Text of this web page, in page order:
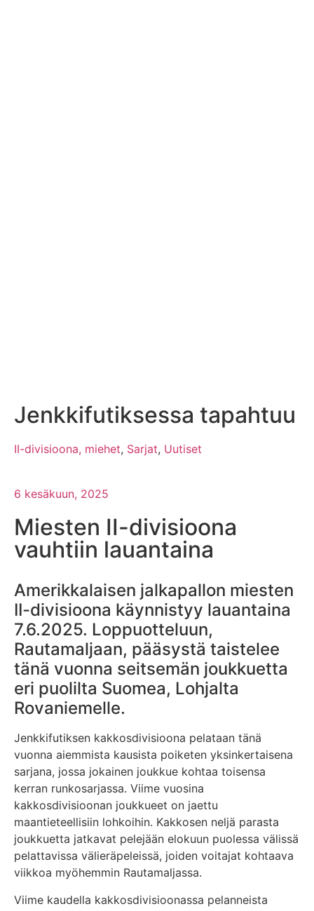
Jenkkifutiksessa tapahtuu
II-divisioona, miehet, Sarjat, Uutiset
6 kesäkuun, 2025
Miesten II-divisioona
vauhtiin lauantaina
Amerikkalaisen jalkapallon miesten
II-divisioona käynnistyy lauantaina
7.6.2025. Loppuotteluun,
Rautamaljaan, pääsystä taistelee
tänä vuonna seitsemän joukkuetta
eri puolilta Suomea, Lohjalta
Rovaniemelle.
Jenkkifutiksen kakkosdivisioona pelataan tänä
vuonna aiemmista kausista poiketen yksinkertaisena
sarjana, jossa jokainen joukkue kohtaa toisensa
kerran runkosarjassa. Viime vuosina
kakkosdivisioonan joukkueet on jaettu
maantieteellisiin lohkoihin. Kakkosen neljä parasta
joukkuetta jatkavat pelejään elokuun puolessa välissä
pelattavissa välieräpeleissä, joiden voitajat kohtaava
viikkoa myöhemmin Rautamaljassa.
Viime kaudella kakkosdivisioonassa pelanneista